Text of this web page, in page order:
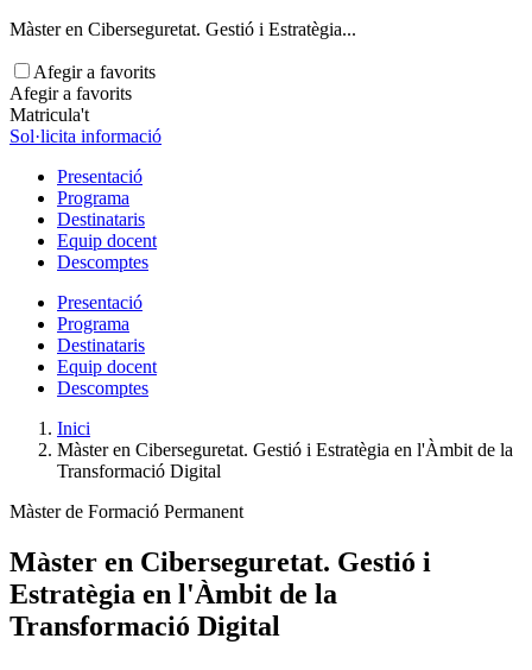
Màster en Ciberseguretat. Gestió i Estratègia...
Afegir a favorits
Afegir a favorits
Matricula't
Sol·licita informació
Presentació
Programa
Destinataris
Equip docent
Descomptes
Presentació
Programa
Destinataris
Equip docent
Descomptes
Inici
Màster en Ciberseguretat. Gestió i Estratègia en l'Àmbit de la
Transformació Digital
Màster de Formació Permanent
Màster en Ciberseguretat. Gestió i
Estratègia en l'Àmbit de la
Transformació Digital